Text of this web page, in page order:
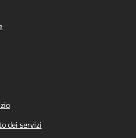
dei servizi